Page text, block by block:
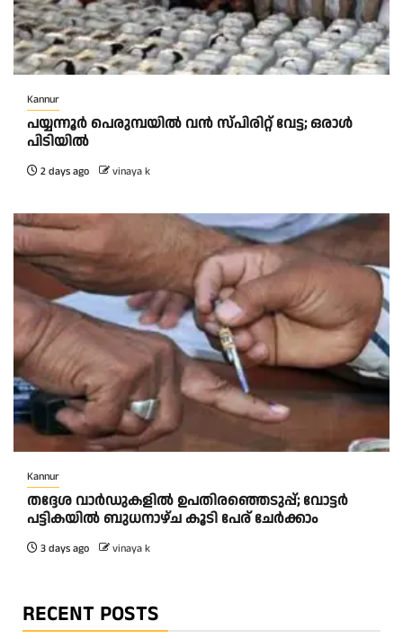
Kannur
പയ്യന്നൂർ പെരുമ്പയിൽ വൻ സ്‌പിരിറ്റ് വേട്ട; ഒരാൾ
പിടിയിൽ
2 days ago vinaya k
Kannur
തദ്ദേശ വാർഡുകളിൽ ഉപതിരഞ്ഞെടുപ്പ്; വോട്ടർ
പട്ടികയിൽ ബുധനാഴ്ച കൂടി പേര് ചേർക്കാം
3 days ago vinaya k
RECENT POSTS